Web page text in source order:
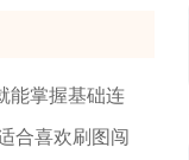
能掌握基础连
合喜欢刷图闯